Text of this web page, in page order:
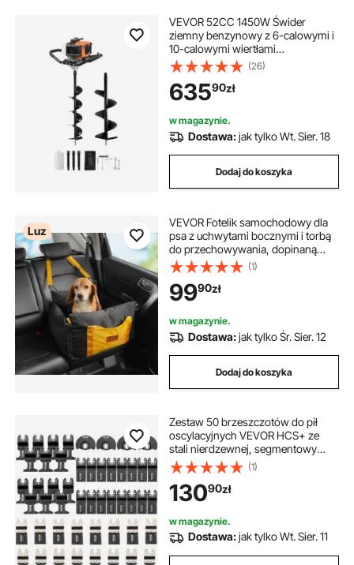
VEVOR 52CC 1450W Świder
ziemny benzynowy z 6-calowymi i
10-calowymi wiertłami
rdzeniowymi i 3 prętami
przedłużającymi, wiertło do
otworów w słupkach
ogrodzeniowych do gruntów
rolnych i roślin ogrodowych,
pomarańczowo-czarne
(26)
63590zł
w magazynie.
Dostawa:jak tylko Wt. Sier. 18
Dodaj do koszyka
Luz
VEVOR Fotelik samochodowy dla
psa z uchwytami bocznymi i torbą
do przechowywania, dopinaną
smyczą bezpieczeństwa i
wypełnieniem z bawełny PP,
legowisko samochodowe dla
małych psów do 25 funtów, czarne
(1)
9990zł
w magazynie.
Dostawa:jak tylko Śr. Sier. 12
Dodaj do koszyka
Zestaw 50 brzeszczotów do pił
oscylacyjnych VEVOR HCS+ ze
stali nierdzewnej, segmentowy
brzeszczot do piły wielofunkcyjnej,
1-3/4 cala, 1-3/8 cala, 3-1/2 cala,
zestaw akcesoriów do narzędzi
wielofunkcyjnych
(1)
13090zł
w magazynie.
Dostawa:jak tylko Wt. Sier. 11